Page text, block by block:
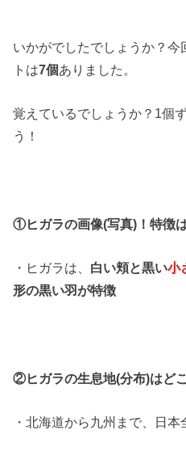
いかがでしたでしょうか？
トは7個ありました。
覚えているでしょうか？1個
う！
①ヒガラの画像(写真)！特徴
・ヒガラは、 白い頬と黒い小
形の黒い羽が特徴
②ヒガラの生息地(分布)はど
・北海道から九州まで、日本